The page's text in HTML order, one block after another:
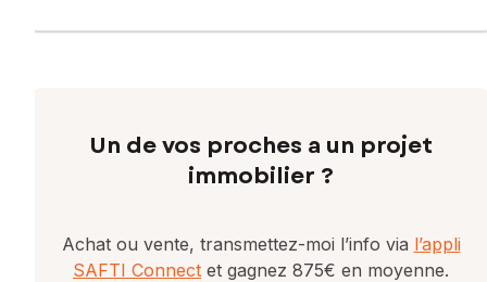
Un de vos proches a un projet
immobilier ?
Achat ou vente, transmettez-moi l’info via l’appli
SAFTI Connect et gagnez 875€ en moyenne.